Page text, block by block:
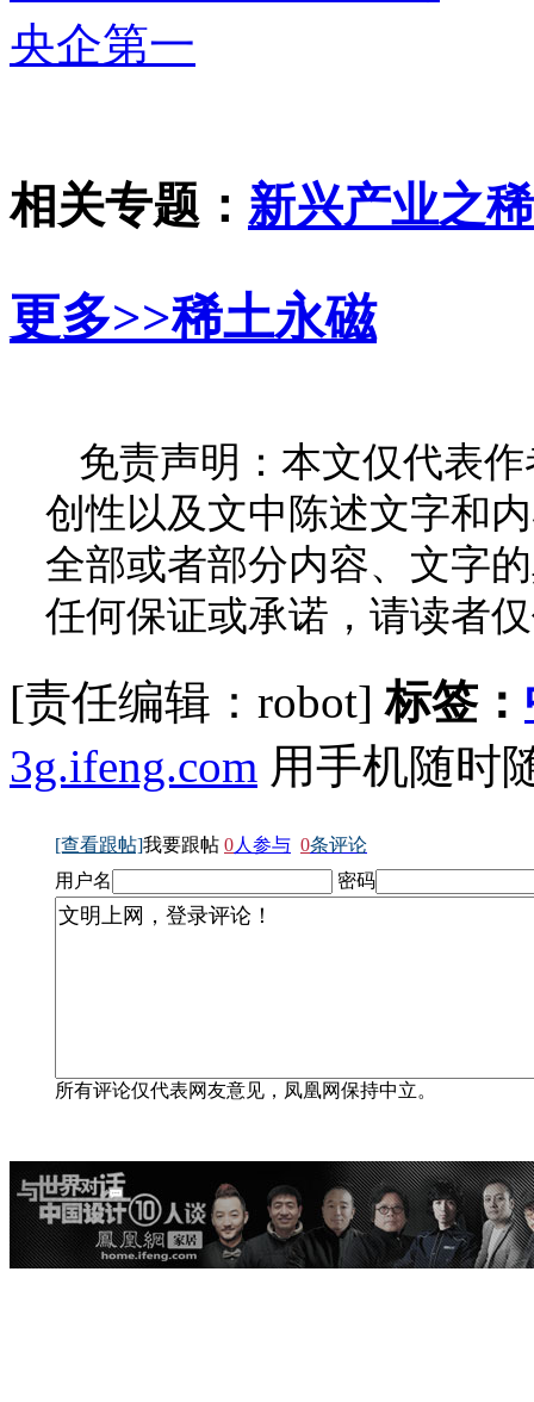
相关专题： 新兴产业之
更多>>稀土永磁
免责声明：本文仅代表
创性以及文中陈述文字和
全部或者部分内容、文字
任何保证或承诺，请读者
[责任编辑：robot]标签：
3g.ifeng.com 用手机随时
[查看跟帖]我要跟帖 0人参与 0条评论
用户名
密码
所有评论仅代表网友意见，凤凰网保持中立。